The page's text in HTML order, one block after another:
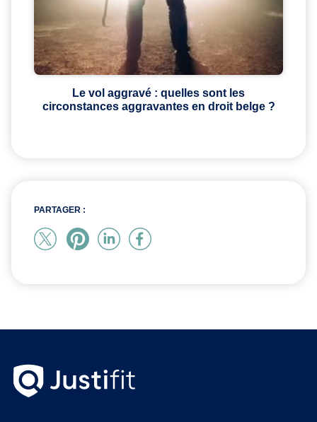
Le vol aggravé : quelles sont les
circonstances aggravantes en droit belge ?
PARTAGER :